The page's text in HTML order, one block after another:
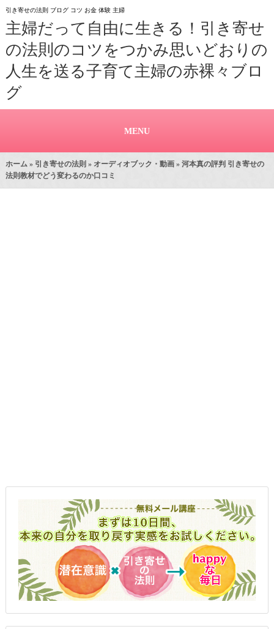
引き寄せの法則 ブログ コツ お金 体験 主婦
主婦だって自由に生きる！引き寄せ
の法則のコツをつかみ思いどおりの
人生を送る子育て主婦の赤裸々ブロ
グ
MENU
ホーム» 引き寄せの法則 » オーディオブック・動画» 河本真の評判 引き寄せの
法則教材でどう変わるのか口コミ